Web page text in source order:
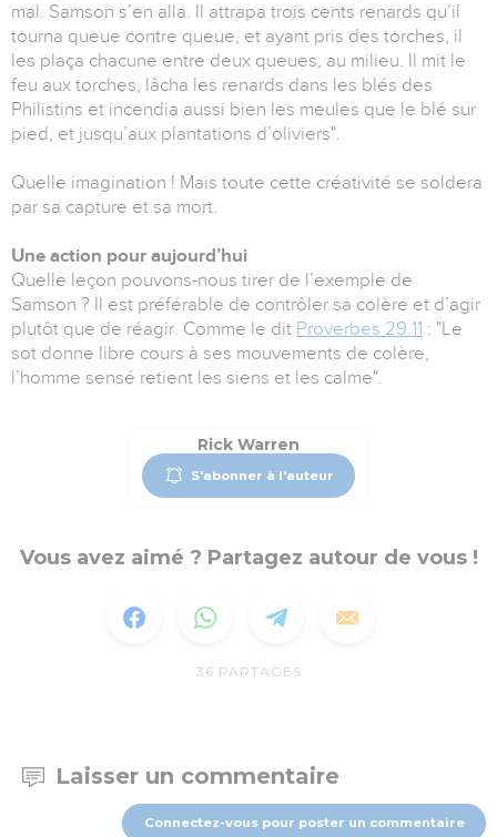
mal. Samson s’en alla. Il attrapa trois cents renards qu’il
tourna queue contre queue, et ayant pris des torches, il
les plaça chacune entre deux queues, au milieu. Il mit le
feu aux torches, lâcha les renards dans les blés des
Philistins et incendia aussi bien les meules que le blé sur
pied, et jusqu’aux plantations d’oliviers".
Quelle imagination ! Mais toute cette créativité se soldera
par sa capture et sa mort.
Une action pour aujourd’hui
Quelle leçon pouvons-nous tirer de l’exemple de
Samson ? Il est préférable de contrôler sa colère et d’agir
plutôt que de réagir. Comme le dit Proverbes 29.11 : "Le
sot donne libre cours à ses mouvements de colère,
l’homme sensé retient les siens et les calme".
Rick Warren
S'abonner à l'auteur
Vous avez aimé ? Partagez autour de vous !
36 PARTAGES
Laisser un commentaire
Connectez-vous pour poster un commentaire